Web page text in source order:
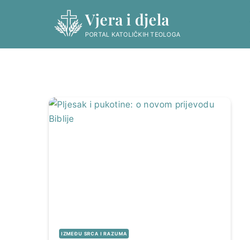
Vjera i djela
PORTAL KATOLIČKIH TEOLOGA
IZMEĐU SRCA I RAZUMA